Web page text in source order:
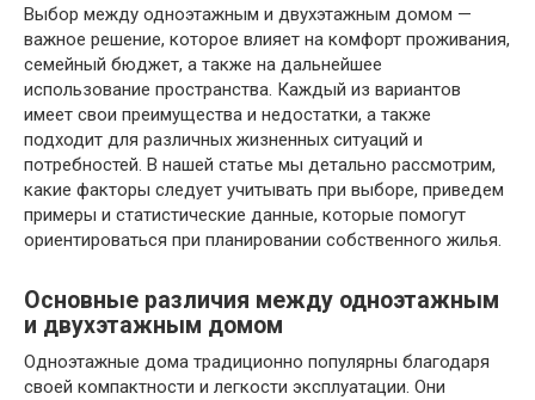
Выбор между одноэтажным и двухэтажным домом —
важное решение, которое влияет на комфорт проживания,
семейный бюджет, а также на дальнейшее
использование пространства. Каждый из вариантов
имеет свои преимущества и недостатки, а также
подходит для различных жизненных ситуаций и
потребностей. В нашей статье мы детально рассмотрим,
какие факторы следует учитывать при выборе, приведем
примеры и статистические данные, которые помогут
ориентироваться при планировании собственного жилья.
Основные различия между одноэтажным
и двухэтажным домом
Одноэтажные дома традиционно популярны благодаря
своей компактности и легкости эксплуатации. Они